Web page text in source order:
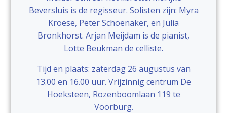
Beversluis is de regisseur. Solisten zijn: Myra
Kroese, Peter Schoenaker, en Julia
Bronkhorst. Arjan Meijdam is de pianist,
Lotte Beukman de celliste.
Tijd en plaats: zaterdag 26 augustus van
13.00 en 16.00 uur. Vrijzinnig centrum De
Hoeksteen, Rozenboomlaan 119 te
Voorburg.